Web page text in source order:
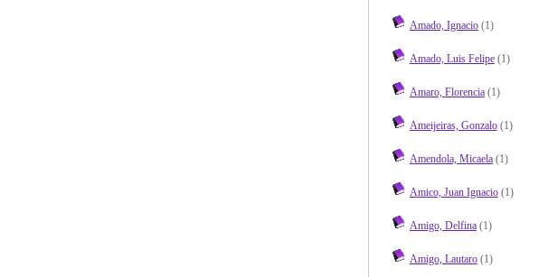
Amado, Ignacio(1)
Amado, Luis Felipe(1)
Amaro, Florencia(1)
Ameijeiras, Gonzalo(1)
Amendola, Micaela(1)
Amico, Juan Ignacio(1)
Amigo, Delfina(1)
Amigo, Lautaro(1)